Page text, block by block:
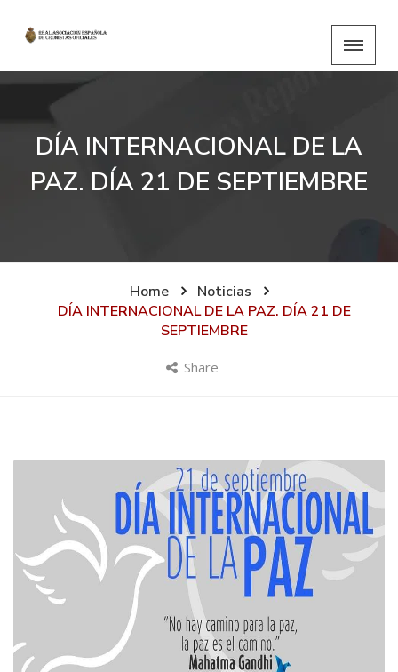
DÍA INTERNACIONAL DE LA
PAZ. DÍA 21 DE SEPTIEMBRE
Home
Noticias
DÍA INTERNACIONAL DE LA PAZ. DÍA 21 DE
SEPTIEMBRE
Share